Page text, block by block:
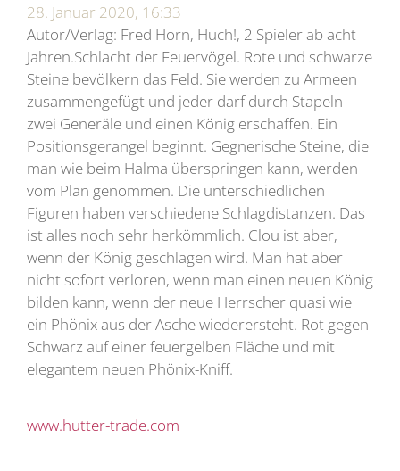
28. Januar 2020, 16:33
Autor/Verlag: Fred Horn, Huch!, 2 Spieler ab acht
Jahren.Schlacht der Feuervögel. Rote und schwarze
Steine bevölkern das Feld. Sie werden zu Armeen
zusammengefügt und jeder darf durch Stapeln
zwei Generäle und einen König erschaffen. Ein
Positionsgerangel beginnt. Gegnerische Steine, die
man wie beim Halma überspringen kann, werden
vom Plan genommen. Die unterschiedlichen
Figuren haben verschiedene Schlagdistanzen. Das
ist alles noch sehr herkömmlich. Clou ist aber,
wenn der König geschlagen wird. Man hat aber
nicht sofort verloren, wenn man einen neuen König
bilden kann, wenn der neue Herrscher quasi wie
ein Phönix aus der Asche wiederersteht. Rot gegen
Schwarz auf einer feuergelben Fläche und mit
elegantem neuen Phönix-Kniff.
www.hutter-trade.com